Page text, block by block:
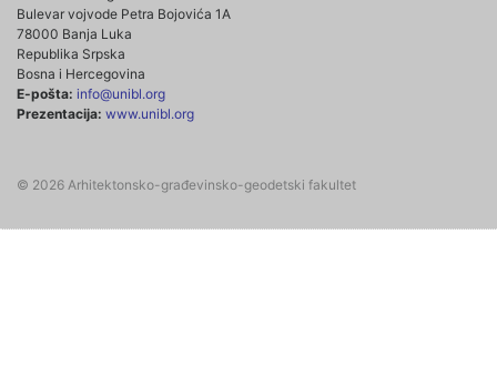
Bulevar vojvode Petra Bojovića 1A
78000 Banja Luka
Republika Srpska
Bosna i Hercegovina
E-pošta: info@unibl.org
Prezentacija: www.unibl.org
© 2026 Arhitektonsko-građevinsko-geodetski fakultet